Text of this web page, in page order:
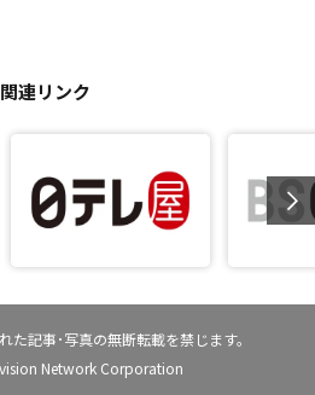
関連リンク
た記事･写真の無断転載を禁じます。
Network Corporation